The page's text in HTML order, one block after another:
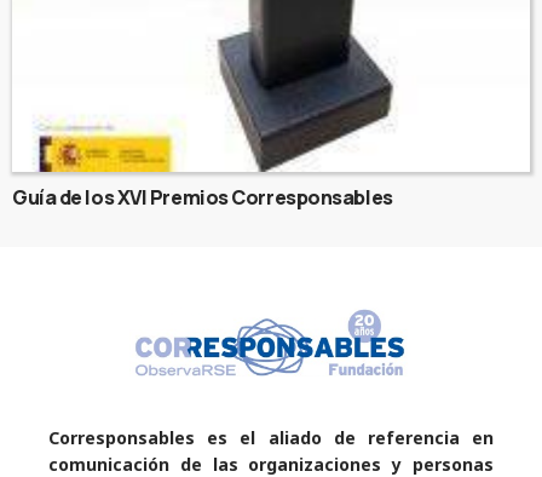
Guía de los XVI Premios Corresponsables
Corresponsables es el aliado de referencia en
comunicación de las organizaciones y personas